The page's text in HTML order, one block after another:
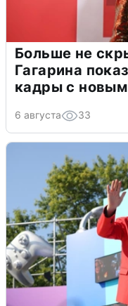
Больше не
Гагарина
кадры с
6 августа 33